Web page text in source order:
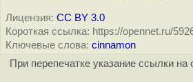
Лицензия: CC BY 3.0
Короткая ссылка: https://opennet.ru/
Ключевые слова: cinnamon
При перепечатке указание ссылки на